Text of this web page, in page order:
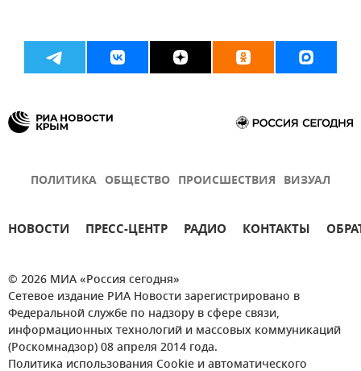
ПОЛИТИКА ОБЩЕСТВО ПРОИСШЕСТВИЯ ВИЗУАЛ
НОВОСТИ ПРЕСС-ЦЕНТР РАДИО КОНТАКТЫ
© 2026 МИА «Россия сегодня»
Сетевое издание РИА Новости зарегистрировано в
Федеральной службе по надзору в сфере связи,
информационных технологий и массовых коммуникаций
(Роскомнадзор) 08 апреля 2014 года.
Политика использования Cookie и автоматического